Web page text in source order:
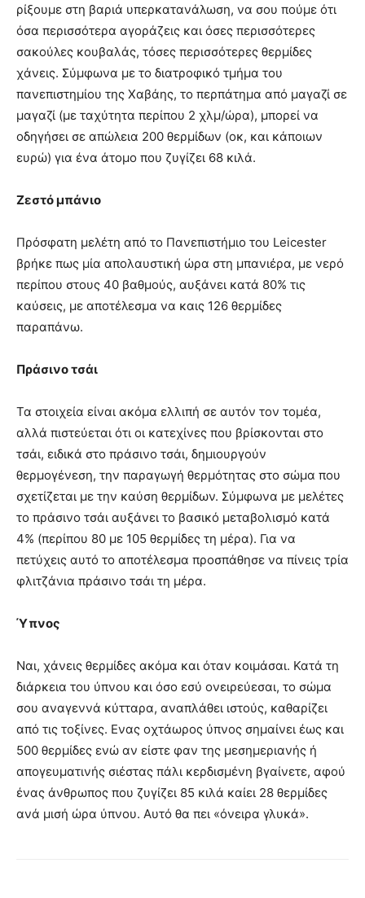
ρίξουμε στη βαριά υπερκατανάλωση, να σου πούμε ότι
όσα περισσότερα αγοράζεις και όσες περισσότερες
σακούλες κουβαλάς, τόσες περισσότερες θερμίδες
χάνεις. Σύμφωνα με το διατροφικό τμήμα του
πανεπιστημίου της Χαβάης, το περπάτημα από μαγαζί σε
μαγαζί (με ταχύτητα περίπου 2 χλμ/ώρα), μπορεί να
οδηγήσει σε απώλεια 200 θερμίδων (οκ, και κάποιων
ευρώ) για ένα άτομο που ζυγίζει 68 κιλά.
Ζεστό μπάνιο
Πρόσφατη μελέτη από το Πανεπιστήμιο του Leicester
βρήκε πως μία απολαυστική ώρα στη μπανιέρα, με νερό
περίπου στους 40 βαθμούς, αυξάνει κατά 80% τις
καύσεις, με αποτέλεσμα να καις 126 θερμίδες
παραπάνω.
Πράσινο τσάι
Τα στοιχεία είναι ακόμα ελλιπή σε αυτόν τον τομέα,
αλλά πιστεύεται ότι οι κατεχίνες που βρίσκονται στο
τσάι, ειδικά στο πράσινο τσάι, δημιουργούν
θερμογένεση, την παραγωγή θερμότητας στο σώμα που
σχετίζεται με την καύση θερμίδων. Σύμφωνα με μελέτες
το πράσινο τσάι αυξάνει το βασικό μεταβολισμό κατά
4% (περίπου 80 με 105 θερμίδες τη μέρα). Για να
πετύχεις αυτό το αποτέλεσμα προσπάθησε να πίνεις τρία
φλιτζάνια πράσινο τσάι τη μέρα.
Ύπνος
Ναι, χάνεις θερμίδες ακόμα και όταν κοιμάσαι. Κατά τη
διάρκεια του ύπνου και όσο εσύ ονειρεύεσαι, το σώμα
σου αναγεννά κύτταρα, αναπλάθει ιστούς, καθαρίζει
από τις τοξίνες. Ενας οχτάωρος ύπνος σημαίνει έως και
500 θερμίδες ενώ αν είστε φαν της μεσημεριανής ή
απογευματινής σιέστας πάλι κερδισμένη βγαίνετε, αφού
ένας άνθρωπος που ζυγίζει 85 κιλά καίει 28 θερμίδες
ανά μισή ώρα ύπνου. Αυτό θα πει «όνειρα γλυκά».